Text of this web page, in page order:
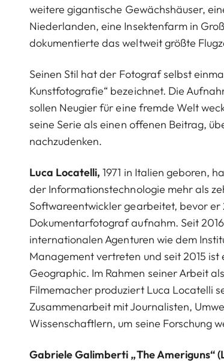
weitere gigantische Gewächshäuser,
Niederlanden, eine Insektenfarm in
dokumentierte das weltweit größte
Seinen Stil hat der Fotograf selbst
Kunstfotografie“ bezeichnet. Die
sollen Neugier für eine fremde Welt
seine Serie als einen offenen Beitrag,
nachzudenken.
Luca Locatelli,1971 in Italien geboren,
der Informationstechnologie mehr als
Softwareentwickler gearbeitet, bevor er
Dokumentarfotograf aufnahm. Seit
internationalen Agenturen wie dem
Management vertreten und seit 2015
Geographic. Im Rahmen seiner Arbeit
Filmemacher produziert Luca Locatelli
Zusammenarbeit mit Journalisten,
Wissenschaftlern, um seine Forschung
Gabriele Galimberti „The Ameriguns“